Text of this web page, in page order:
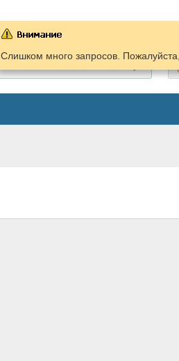
Слишком много запросов.